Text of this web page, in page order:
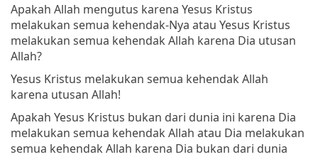
Apakah Allah mengutus karena Yesus Kristus
melakukan semua kehendak-Nya atau Yesus Kristus
melakukan semua kehendak Allah karena Dia utusan
Allah?
Yesus Kristus melakukan semua kehendak Allah
karena utusan Allah!
Apakah Yesus Kristus bukan dari dunia ini karena Dia
melakukan semua kehendak Allah atau Dia melakukan
semua kehendak Allah karena Dia bukan dari dunia